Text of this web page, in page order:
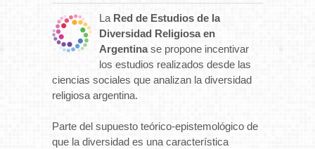
La Red de Estudios de la
Diversidad Religiosa en
Argentinase propone incentivar
los estudios realizados desde las
ciencias sociales que analizan la diversidad
religiosa argentina.
Parte del supuesto teórico-epistemológico de
que la diversidad es una característica